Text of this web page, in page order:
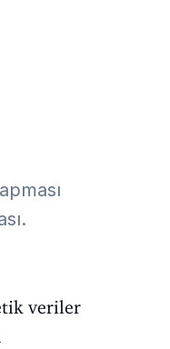
veriler